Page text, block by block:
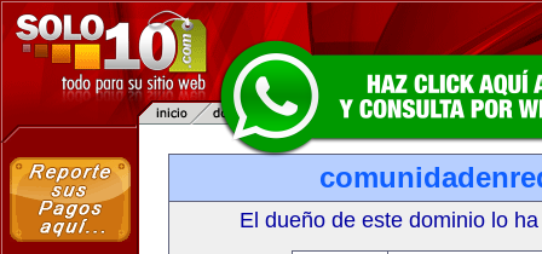
El dueño de este dominio lo